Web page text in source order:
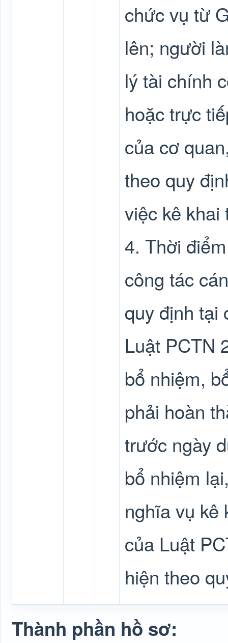
chức vụ từ
lên; người
lý tài chính
hoặc trực
của cơ
theo quy
việc kê khai
4. Thời
công tác
quy định tại
Luật PCTN
bổ nhiệm,
phải hoàn
trước ngày
bổ nhiệm
nghĩa vụ kê
của Luật
hiện theo
Thành phần hồ sơ: